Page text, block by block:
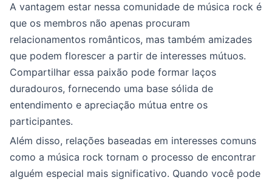
A vantagem estar nessa comunidade de música rock é
que os membros não apenas procuram
relacionamentos românticos, mas também amizades
que podem florescer a partir de interesses mútuos.
Compartilhar essa paixão pode formar laços
duradouros, fornecendo uma base sólida de
entendimento e apreciação mútua entre os
participantes.
Além disso, relações baseadas em interesses comuns
como a música rock tornam o processo de encontrar
alguém especial mais significativo. Quando você pode